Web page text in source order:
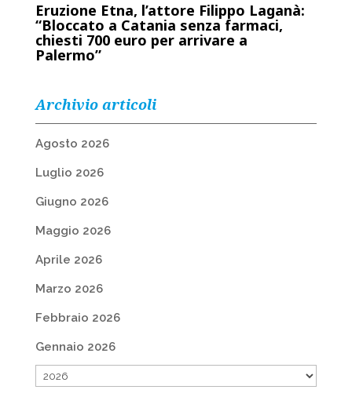
Eruzione Etna, l’attore Filippo Laganà:
“Bloccato a Catania senza farmaci,
chiesti 700 euro per arrivare a
Palermo”
Archivio articoli
Agosto 2026
Luglio 2026
Giugno 2026
Maggio 2026
Aprile 2026
Marzo 2026
Febbraio 2026
Gennaio 2026